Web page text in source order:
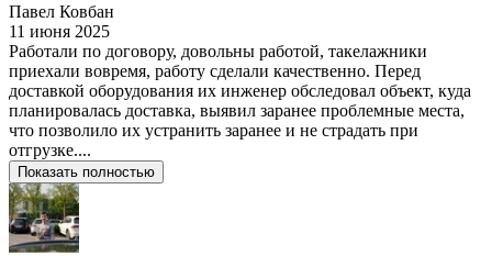
Павел Ковбан
11 июня 2025
Работали по договору, довольны работой, такелажники
приехали вовремя, работу сделали качественно. Перед
доставкой оборудования их инженер обследовал объект, куда
планировалась доставка, выявил заранее проблемные места,
что позволило их устранить заранее и не страдать при
отгрузке....
Показать полностью